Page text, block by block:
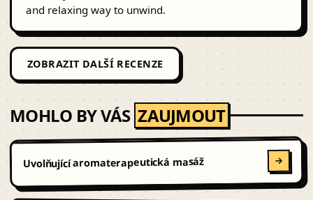
and relaxing way to unwind.
ZOBRAZIT DALŠÍ RECENZE
MOHLO BY VÁS ZAUJMOUT
Uvolňující aromaterapeutická masáž